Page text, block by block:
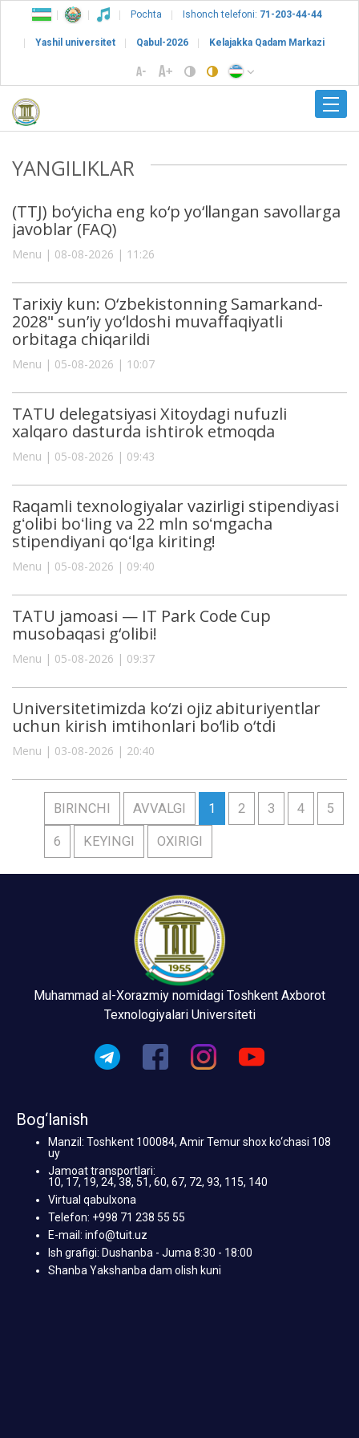
Pochta Ishonch telefoni: 71-203-44-44
Yashil universitet Qabul-2026 Kelajakka Qadam Markazi
YANGILIKLAR
(TTJ) bo‘yicha eng ko‘p yo‘llangan savollarga
javoblar (FAQ)
Menu | 08-08-2026 | 11:26
Tarixiy kun: O‘zbekistonning Samarkand-
2028" sun’iy yo‘ldoshi muvaffaqiyatli
orbitaga chiqarildi
Menu | 05-08-2026 | 10:07
TATU delegatsiyasi Xitoydagi nufuzli
xalqaro dasturda ishtirok etmoqda
Menu | 05-08-2026 | 09:43
Raqamli texnologiyalar vazirligi stipendiyasi
gʻolibi boʻling va 22 mln soʻmgacha
stipendiyani qoʻlga kiriting!
Menu | 05-08-2026 | 09:40
TATU jamoasi — IT Park Code Cup
musobaqasi g‘olibi!
Menu | 05-08-2026 | 09:37
Universitetimizda ko‘zi ojiz abituriyentlar
uchun kirish imtihonlari bo‘lib o‘tdi
Menu | 03-08-2026 | 20:40
BIRINCHI AVVALGI 1 2 3 4 5
6 KEYINGI OXIRIGI
Muhammad al-Xorazmiy nomidagi Toshkent Axborot
Texnologiyalari Universiteti
Bog‘lanish
Manzil: Toshkent 100084, Amir Temur shox ko‘chasi 108
uy
Jamoat transportlari:
10, 17, 19, 24, 38, 51, 60, 67, 72, 93, 115, 140
Virtual qabulxona
Telefon: +998 71 238 55 55
E-mail: info@tuit.uz
Ish grafigi: Dushanba - Juma 8:30 - 18:00
Shanba Yakshanba dam olish kuni